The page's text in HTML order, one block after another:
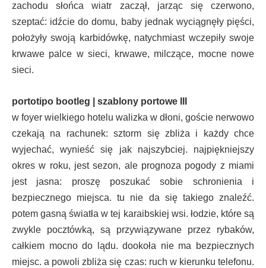
zachodu słońca wiatr zaczął, jarząc się czerwono,
szeptać: idźcie do domu, baby jednak wyciągnęły pięści,
położyły swoją karbidówkę, natychmiast wczepiły swoje
krwawe palce w sieci, krwawe, milczące, mocne nowe
sieci.
portotipo bootleg | szablony portowe III
w foyer wielkiego hotelu walizka w dłoni, goście nerwowo
czekają na rachunek: sztorm się zbliża i każdy chce
wyjechać, wynieść się jak najszybciej. najpiękniejszy
okres w roku, jest sezon, ale prognoza pogody z miami
jest jasna: proszę poszukać sobie schronienia i
bezpiecznego miejsca. tu nie da się takiego znaleźć.
potem gasną światła w tej karaibskiej wsi. łodzie, które są
zwykle pocztówką, są przywiązywane przez rybaków,
całkiem mocno do lądu. dookoła nie ma bezpiecznych
miejsc. a powoli zbliża się czas: ruch w kierunku telefonu.